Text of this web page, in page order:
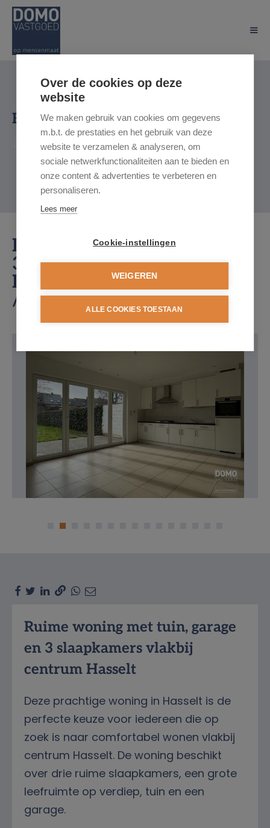
Bezoekmoment:
Djef Antenstraat 14,
3500 Hasselt
Huurprijs: € 1.275
/maand
Omschrijving
Ruime woning met tuin, garage
en 3 slaapkamers vlakbij
centrum Hasselt
Deze prachtige woning in Hasselt is de
perfecte keuze voor iedereen die op
zoek is naar comfortabel wonen vlakbij
centrum Hasselt. De woning beschikt
over drie ruime slaapkamers, een grote
leefruimte op verdiep, tuin en een
garage.
Over de cookies op deze
website
We maken gebruik van cookies om gegevens
m.b.t. de prestaties en het gebruik van deze
website te verzamelen & analyseren, om
sociale netwerkfunctionaliteiten aan te bieden en
onze content & advertenties te verbeteren en
personaliseren.
Lees meer
Cookie-instellingen
WEIGEREN
ALLE COOKIES TOESTAAN